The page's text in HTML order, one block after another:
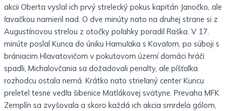
akcii Oberta vyslal ich prvý strelecký pokus kapitán Janočko, ale
ľavačkou namieril nad. O dve minúty nato na druhej strane si z
Augustínovou strelou z otočky poľahky poradil Raška. V 17.
minúte poslal Kunca do úniku Hamuľaka s Kovaľom, po súboji s
brániacim Hlavatovičom v pokutovom území domáci hráči
spadli, Michalovčania sa dožadovali penalty, ale píšťalka
rozhodcu ostala nemá. Krátko nato strieľaný center Kuncu
preletel tesne vedľa šibenice Matlákovej svätyne. Prevaha MFK
Zemplín sa zvyšovala a skoro každá ich akcia smrdela gólom,